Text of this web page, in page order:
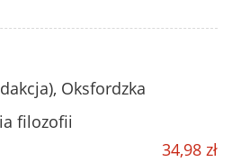
Oksfordzka
filozofii
34,98 zł